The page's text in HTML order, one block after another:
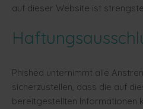
auf dieser Website ist
Phished unternimmt alle
sicherzustellen, dass die auf
bereitgestellten Informationen